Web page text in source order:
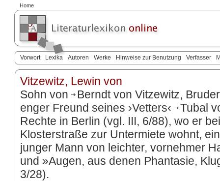
Home
Vorwort Lexika Autoren Werke Hinweise zur Benutzung Verfasser
Vitzewitz, Lewin von
Sohn von
Berndt von Vitzewitz,
enger Freund seines ›Vetters‹
Tubal
Rechte in Berlin (vgl. III, 6/88), wo er
Klosterstraße zur Untermiete wohnt,
junger Mann von leichter, vornehmer
und »Augen, aus denen Phantasie,
3/28).